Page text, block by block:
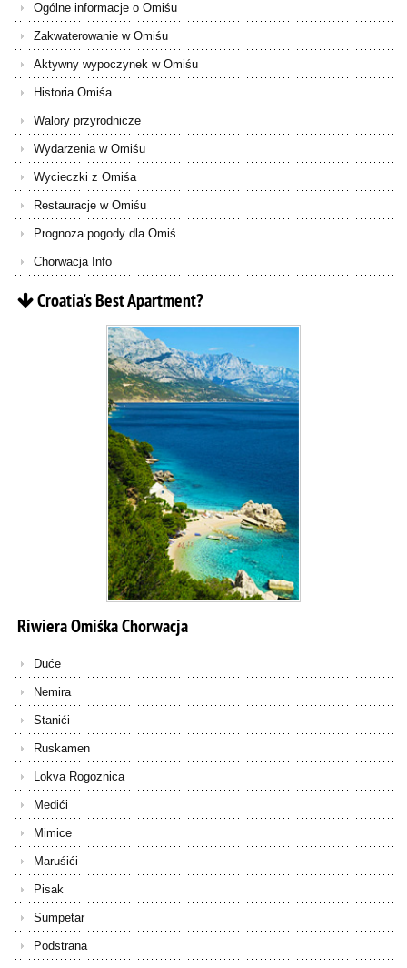
Ogólne informacje o Omiśu
Zakwaterowanie w Omiśu
Aktywny wypoczynek w Omiśu
Historia Omiśa
Walory przyrodnicze
Wydarzenia w Omiśu
Wycieczki z Omiśa
Restauracje w Omiśu
Prognoza pogody dla Omiś
Chorwacja Info
Croatia'sBestApartment?
RiwieraOmiśkaChorwacja
Duće
Nemira
Stanići
Ruskamen
Lokva Rogoznica
Medići
Mimice
Maruśići
Pisak
Sumpetar
Podstrana